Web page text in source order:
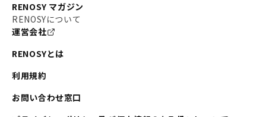
RENOSY マガジン
RENOSYについて
運営会社
RENOSYとは
利用規約
お問い合わせ窓口